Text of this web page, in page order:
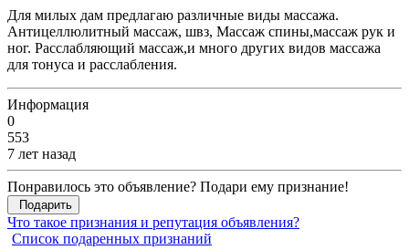
Для милых дам предлагаю различные виды массажа.
Антицеллюлитный массаж, швз, Массаж спины,массаж рук и
ног. Расслабляющий массаж,и много других видов массажа
для тонуса и расслабления.
Информация
0
553
7 лет назад
Понравилось это объявление? Подари ему признание!
Подарить
Что такое признания и репутация объявления?
Список подаренных признаний